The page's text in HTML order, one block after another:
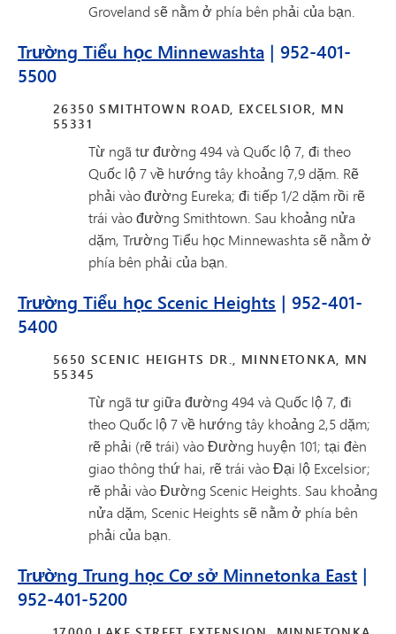
Groveland sẽ nằm ở phía bên phải của bạn.
Trường Tiểu học Minnewashta | 952-401-
5500
26350 SMITHTOWN ROAD, EXCELSIOR, MN
55331
Từ ngã tư đường 494 và Quốc lộ 7, đi theo
Quốc lộ 7 về hướng tây khoảng 7,9 dặm. Rẽ
phải vào đường Eureka; đi tiếp 1/2 dặm rồi rẽ
trái vào đường Smithtown. Sau khoảng nửa
dặm, Trường Tiểu học Minnewashta sẽ nằm ở
phía bên phải của bạn.
Trường Tiểu học Scenic Heights | 952-401-
5400
5650 SCENIC HEIGHTS DR., MINNETONKA, MN
55345
Từ ngã tư giữa đường 494 và Quốc lộ 7, đi
theo Quốc lộ 7 về hướng tây khoảng 2,5 dặm;
rẽ phải (rẽ trái) vào Đường huyện 101; tại đèn
giao thông thứ hai, rẽ trái vào Đại lộ Excelsior;
rẽ phải vào Đường Scenic Heights. Sau khoảng
nửa dặm, Scenic Heights sẽ nằm ở phía bên
phải của bạn.
Trường Trung học Cơ sở Minnetonka East |
952-401-5200